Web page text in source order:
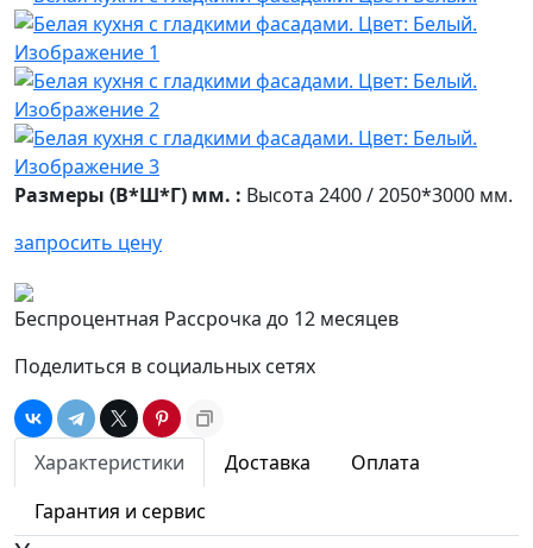
Размеры (В*Ш*Г) мм. : Высота 2400 / 2050*3000 мм.
запросить цену
Беспроцентная Рассрочка до 12 месяцев
Поделиться в социальных сетях
Характеристики Доставка
Оплата
Гарантия и сервис